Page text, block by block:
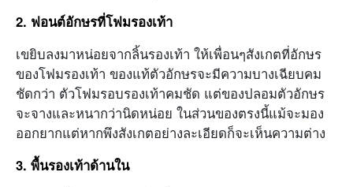
2. ฟอนต์อักษรที่โฟมรองเท้า
เขยิบลงมาหน่อยจากลิ้นรองเท้า ให้เพื่อนๆสังเกตที่อักษร
ของโฟมรองเท้า ของแท้ตัวอักษรจะมีความบางเฉียบคม
ชัดกว่า ตัวโฟมรอบรองเท้าคมชัด แต่ของปลอมตัวอักษร
จะจางและหนากว่านิดหน่อย ในส่วนของตรงนี้แม้จะมอง
ออกยากแต่หากพึงสังเกตอย่างละเอียดก็จะเห็นความต่าง
3. พื้นรองเท้าด้านใน